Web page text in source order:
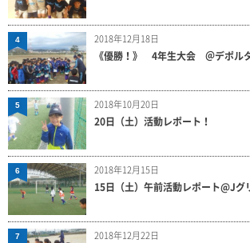
2018年12月18日
《優勝！》 4年生大会 ＠デポル
4
2018年10月20日
20日（土）活動レポート！
5
2018年12月15日
15日（土）午前活動レポート@Jグ
6
2018年12月22日
7